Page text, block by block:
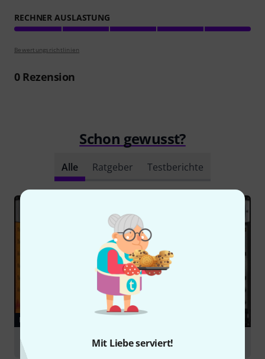
Mit Liebe serviert!
RECHNER AUSLASTUNG
Bewertungsrichtlinien
0Rezension
Schon gewusst?
Alle Ratgeber Testberichte
RATGEBER